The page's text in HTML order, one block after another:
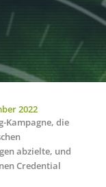
2022
Kampagne, die
abzielte, und
Credential